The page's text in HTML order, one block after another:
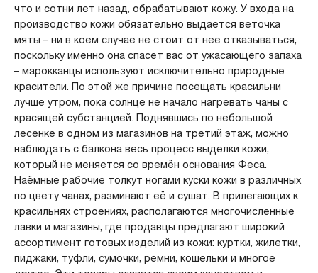
что и сотни лет назад, обрабатывают кожу. У входа на
производство кожи обязательно выдается веточка
мяты – ни в коем случае не стоит от нее отказываться,
поскольку именно она спасет вас от ужасающего запаха
– марокканцы используют исключительно природные
красители. По этой же причине посещать красильни
лучше утром, пока солнце не начало нагревать чаны с
красящей субстанцией. Поднявшись по небольшой
лесенке в одном из магазинов на третий этаж, можно
наблюдать с балкона весь процесс выделки кожи,
который не меняется со времён основания Феса.
Наёмные рабочие толкут ногами куски кожи в различных
по цвету чанах, разминают её и сушат. В прилегающих к
красильнях строениях, располагаются многочисленные
лавки и магазины, где продавцы предлагают широкий
ассортимент готовых изделий из кожи: куртки, жилетки,
пиджаки, туфли, сумочки, ремни, кошельки и многое